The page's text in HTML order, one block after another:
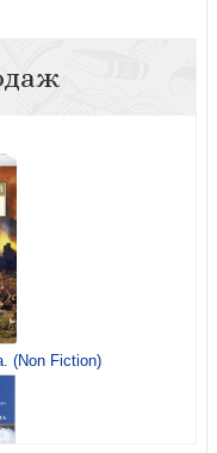
молитва по
трактат о
карманный формат
(Non Fiction)